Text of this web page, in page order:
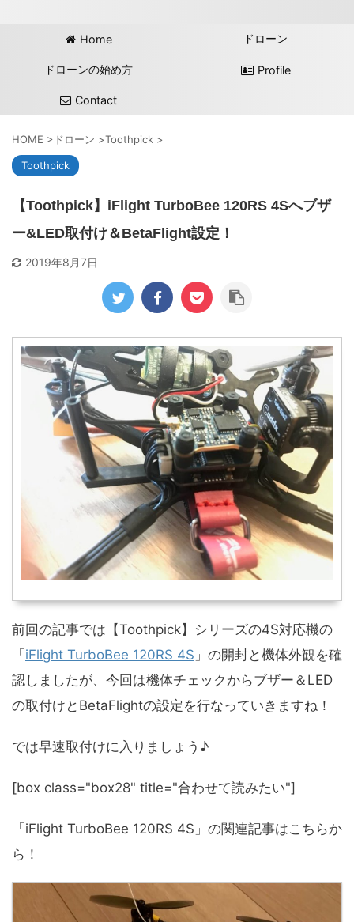
Home ドローン
ドローンの始め方 Profile
Contact
HOME > ドローン >Toothpick >
Toothpick
【Toothpick】iFlight TurboBee 120RS 4Sへブザ
ー&LED取付け＆BetaFlight設定！
2019年8月7日
前回の記事では【Toothpick】シリーズの4S対応機の
「 iFlight TurboBee 120RS 4S 」の開封と機体外観を確
認しましたが、今回は機体チェックからブザー＆LED
の取付けとBetaFlightの設定を行なっていきますね！
では早速取付けに入りましょう♪
[box class="box28" title="合わせて読みたい"]
「iFlight TurboBee 120RS 4S」の関連記事はこちらか
ら！